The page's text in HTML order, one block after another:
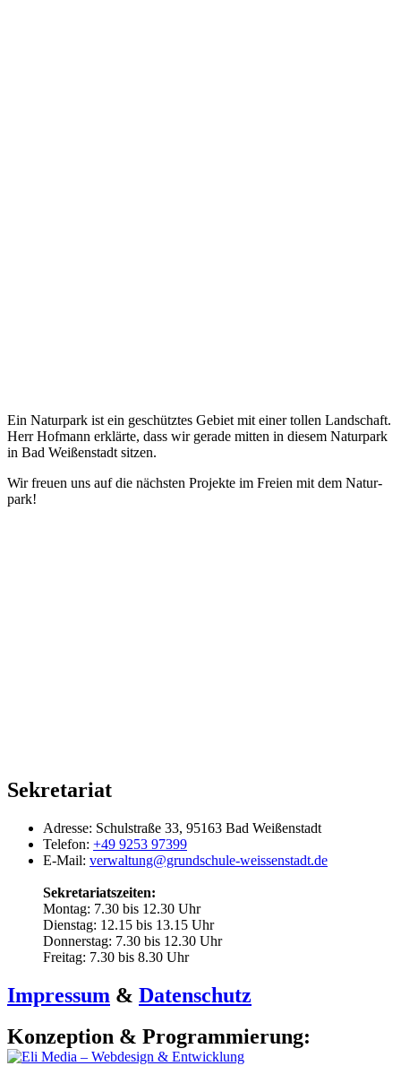
Ein Natur­park ist ein geschütz­tes Gebiet mit einer tol­len Land­schaft.
Herr Hof­mann erklär­te, dass wir gera­de mit­ten in die­sem Natur­park
in Bad Wei­ßen­stadt sit­zen.
Wir freu­en uns auf die nächs­ten Pro­jek­te im Frei­en mit dem Natur­
park!
Sekretariat
Adresse: Schulstraße 33, 95163 Bad Weißenstadt
Telefon: +49 9253 97399
E-Mail: verwaltung@grundschule-weissenstadt.de
Sekretariatszeiten:
Montag: 7.30 bis 12.30 Uhr
Dienstag: 12.15 bis 13.15 Uhr
Donnerstag: 7.30 bis 12.30 Uhr
Freitag: 7.30 bis 8.30 Uhr
Impressum & Datenschutz
Konzeption & Programmierung: